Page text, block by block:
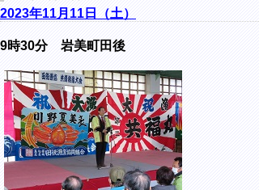
2023年11月11日（土）
9時30分 岩美町田後